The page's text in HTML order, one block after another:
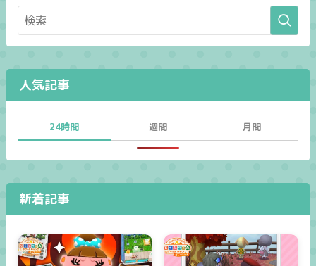
人気記事
24時間 週間 月間
新着記事